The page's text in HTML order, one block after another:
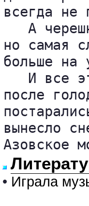
всегда не
А
но самая
больше на
И все
после
вынесло
Азовское
• Играла